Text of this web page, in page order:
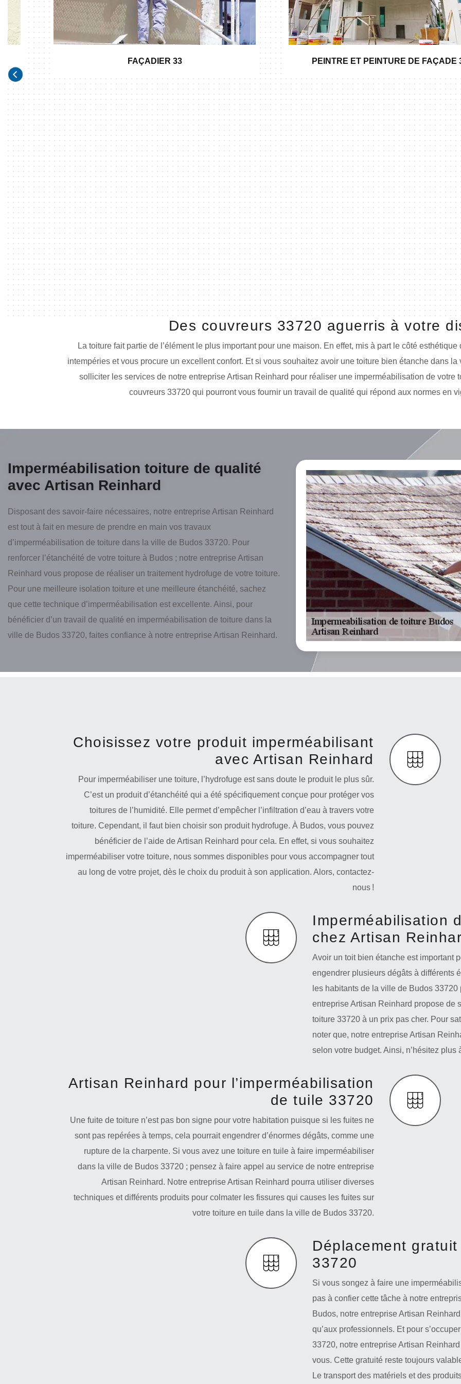
FAÇADIER 33 PEINTRE ET PEINTURE DE FAÇADE
Des couvreurs 33720 aguerris à votre
La toiture fait partie de l’élément le plus important pour une maison. En effet, mis à part le côté
intempéries et vous procure un excellent confort. Et si vous souhaitez avoir une toiture bien étanche dans
solliciter les services de notre entreprise Artisan Reinhard pour réaliser une imperméabilisation de votre
couvreurs 33720 qui pourront vous fournir un travail de qualité qui répond aux normes en
Imperméabilisation toiture de qualité
avec Artisan Reinhard
Disposant des savoir-faire nécessaires, notre entreprise Artisan Reinhard
est tout à fait en mesure de prendre en main vos travaux
d’imperméabilisation de toiture dans la ville de Budos 33720. Pour
renforcer l’étanchéité de votre toiture à Budos ; notre entreprise Artisan
Reinhard vous propose de réaliser un traitement hydrofuge de votre toiture.
Pour une meilleure isolation toiture et une meilleure étanchéité, sachez
que cette technique d’imperméabilisation est excellente. Ainsi, pour
bénéficier d’un travail de qualité en imperméabilisation de toiture dans la
ville de Budos 33720, faites confiance à notre entreprise Artisan Reinhard.
Choisissez votre produit imperméabilisant
avec Artisan Reinhard
Pour imperméabiliser une toiture, l’hydrofuge est sans doute le produit le plus sûr.
C’est un produit d’étanchéité qui a été spécifiquement conçue pour protéger vos
toitures de l’humidité. Elle permet d’empêcher l’infiltration d’eau à travers votre
toiture. Cependant, il faut bien choisir son produit hydrofuge. À Budos, vous pouvez
bénéficier de l’aide de Artisan Reinhard pour cela. En effet, si vous souhaitez
imperméabiliser votre toiture, nous sommes disponibles pour vous accompagner tout
au long de votre projet, dès le choix du produit à son application. Alors, contactez-
nous !
Imperméabilisation
chez Artisan
Avoir un toit bien étanche est important
engendrer plusieurs dégâts à différents
les habitants de la ville de Budos
entreprise Artisan Reinhard propose de
toiture 33720 à un prix pas cher. Pour
noter que, notre entreprise Artisan
selon votre budget. Ainsi, n’hésitez
Artisan Reinhard pour l’imperméabilisation
de tuile 33720
Une fuite de toiture n’est pas bon signe pour votre habitation puisque si les fuites ne
sont pas repérées à temps, cela pourrait engendrer d’énormes dégâts, comme une
rupture de la charpente. Si vous avez une toiture en tuile à faire imperméabiliser
dans la ville de Budos 33720 ; pensez à faire appel au service de notre entreprise
Artisan Reinhard. Notre entreprise Artisan Reinhard pourra utiliser diverses
techniques et différents produits pour colmater les fissures qui causes les fuites sur
votre toiture en tuile dans la ville de Budos 33720.
Déplacement
33720
Si vous songez à faire une
pas à confier cette tâche à notre
Budos, notre entreprise Artisan
qu’aux professionnels. Et pour
33720, notre entreprise Artisan
vous. Cette gratuité reste toujours
Le transport des matériels et des